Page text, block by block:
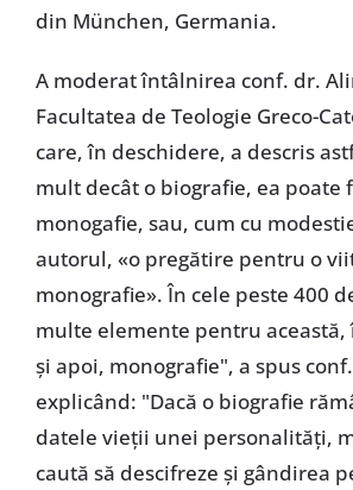
din München, Germania.
A moderat întâlnirea conf. dr.
Facultatea de Teologie Greco-
care, în deschidere, a descris
mult decât o biografie, ea poate
monogafie, sau, cum cu
autorul, «o pregătire pentru o
monografie». În cele peste 400
multe elemente pentru
și apoi, monografie", a spus
explicând: "Dacă o biografie
datele vieții unei personalități,
caută să descifreze și gândirea